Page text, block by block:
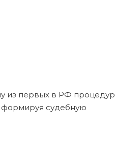
из первых в РФ процедур
формируя судебную